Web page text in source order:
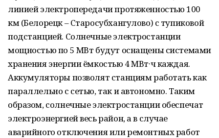
линией электропередачи протяженностью 100
км (Белорецк – Старосубхангулово) с тупиковой
подстанцией. Солнечные электростанции
мощностью по 5 МВт будут оснащены системами
хранения энергии ёмкостью 4 МВт·ч каждая.
Аккумуляторы позволят станциям работать как
параллельно с сетью, так и автономно. Таким
образом, солнечные электростанции обеспечат
электроэнергией весь район, а в случае
аварийного отключения или ремонтных работ